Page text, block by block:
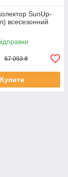
SunUp-
всесезонний
67 093 ₴
Купити